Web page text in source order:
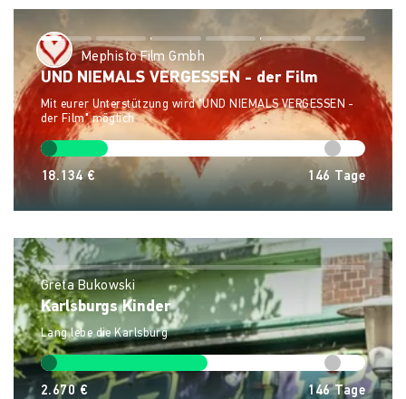
Mephisto Film Gmbh
UND NIEMALS VERGESSEN - der Film
Mit eurer Unterstützung wird "UND NIEMALS VERGESSEN -
der Film" möglich
18.134 € 146 Tage
Greta Bukowski
Karlsburgs Kinder
Lang lebe die Karlsburg
2.670 € 146Tage